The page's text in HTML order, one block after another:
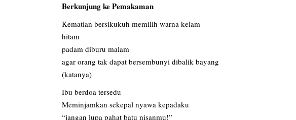
Berkunjung ke Pemakaman
Kematian bersikukuh memilih warna kelam
hitam
padam diburu malam
agar orang tak dapat bersembunyi dibalik bayang
(katanya)
Ibu berdoa tersedu
Meminjamkan sekepal nyawa kepadaku
“jangan lupa pahat batu nisanmu!”